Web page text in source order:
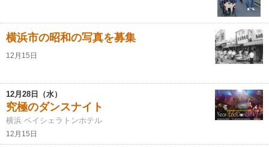
横浜市の昭和の写真を募集
12月15日
12月28日（水）
究極のダンスナイト
横浜 ベイシェラトンホテル
12月15日